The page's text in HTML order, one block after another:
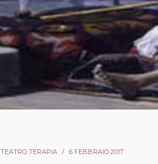
TEATRO TERAPIA 6 FEBBRAIO 2017